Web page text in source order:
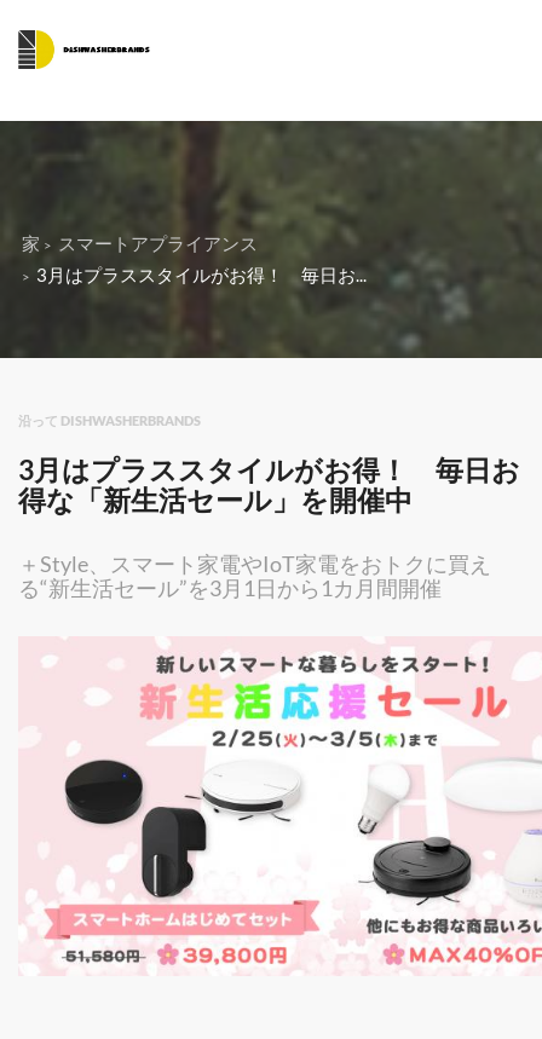
家
スマートアプライアンス
3月はプラススタイルがお得！ 毎日お...
沿って DISHWASHERBRANDS
3月はプラススタイルがお得！ 毎日お
得な「新生活セール」を開催中
＋Style、スマート家電やIoT家電をおトクに買え
る“新生活セール”を3月1日から1カ月間開催